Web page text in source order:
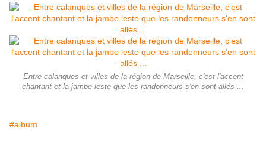
Entre calanques et villes de la région de Marseille, c'est l'accent
chantant et la jambe leste que les randonneurs s'en sont allés ...
#album